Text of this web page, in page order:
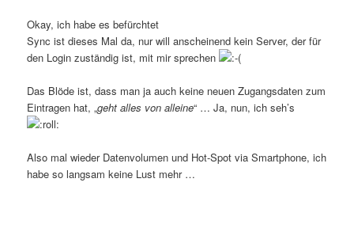
Okay, ich habe es befürchtet
Sync ist dieses Mal da, nur will anscheinend kein Server, der für
den Login zuständig ist, mit mir sprechen
Das Blöde ist, dass man ja auch keine neuen Zugangsdaten zum
Eintragen hat, „geht alles von alleine“ … Ja, nun, ich seh’s
Also mal wieder Datenvolumen und Hot-Spot via Smartphone, ich
habe so langsam keine Lust mehr …